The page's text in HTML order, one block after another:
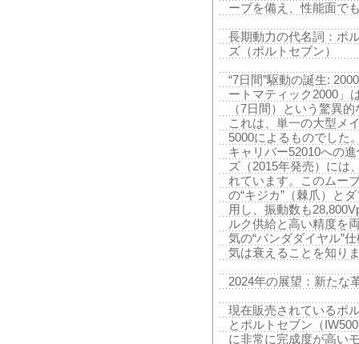
ーブを備え、性能面で
長期動力の代名詞：ポ
ズ（ポルトセブン）
“7日間”駆動の誕生:
ートマティック2000」
（7日間）という驚異
これは、単一の大型メ
5000によるものでした
キャリバー52010への
ズ（2015年発売）には
れています。このムー
の“キジカ”（棘爪）と
用し、振動数も
ルク供給と高い精度を
気の“パンダダイヤル”
気は衰えることを知り
2024年の展望：新たな
現在販売されているポ
とポルトセブン（
に非常に完成度が高い